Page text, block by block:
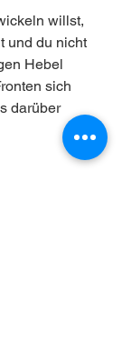
willst,
und du nicht
Hebel
sich
darüber